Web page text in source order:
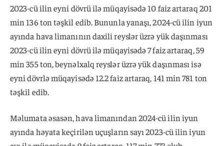
2023-cü ilin eyni dövrü ilə müqayisədə 10 faiz artaraq 201
min 136 ton təşkil edib. Bununla yanaşı, 2024-cü ilin iyun
ayında hava limanının daxili reyslər üzrə yük daşınması
2023-cü ilin eyni dövrü ilə müqayisədə 7 faiz artaraq, 59
min 355 ton, beynəlxalq reyslər üzrə yük daşınması isə
eyni dövrlə müqayisədə 12.2 faiz artaraq, 141 min 781 ton
təşkil edib.
Məlumata əsasən, hava limanından 2024-cü ilin iyun
ayında həyata keçirilən uçuşların sayı 2023-cü ilin iyun